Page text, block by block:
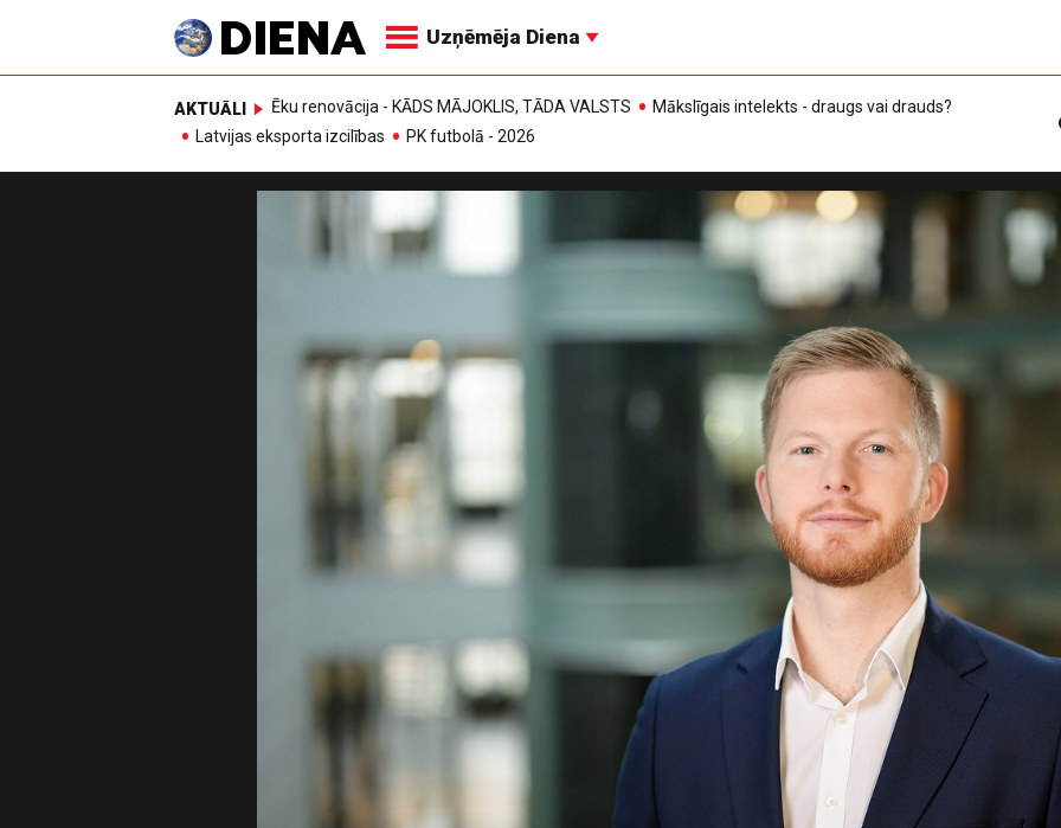
Uzņēmēja Diena
AKTUĀLI Ēku renovācija - KĀDS MĀJOKLIS, TĀDA VALSTS
Mākslīgais intelekts - draugs vai drauds?
Latvijas eksporta izcilības
PK futbolā - 2026